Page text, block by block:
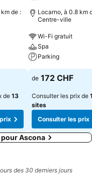
de :
de 13
Locarno, à 0.8 km
Centre-ville
Wi-Fi gratuit
Spa
Parking
de 172 CHF
Consulter les prix de
sites
Consulter les prix
Ascona
des 30 derniers jours